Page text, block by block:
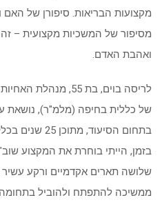
מקצועות הבריאות. סיפורן של
מסיפור של המשכיות מקצועית –
ואהבת האדם.
לריסה בוים, בת 55,
בתחום הסיעוד,
בזמן, הייתי בוחרת את המקצוע
שלושה תארים אקדמיים ורקע
ממשיכה להתפתח ולהוביל